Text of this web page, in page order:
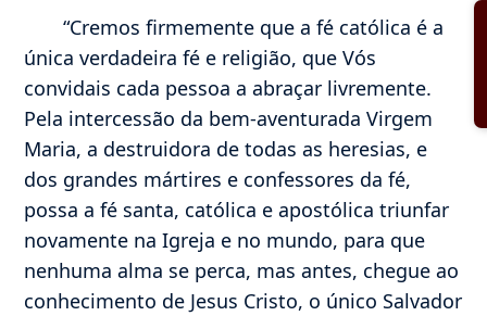
“Cremos firmemente que a fé católica é a
única verdadeira fé e religião, que Vós
convidais cada pessoa a abraçar livremente.
Pela intercessão da bem-aventurada Virgem
Maria, a destruidora de todas as heresias, e
dos grandes mártires e confessores da fé,
possa a fé santa, católica e apostólica triunfar
novamente na Igreja e no mundo, para que
nenhuma alma se perca, mas antes, chegue ao
conhecimento de Jesus Cristo, o único Salvador